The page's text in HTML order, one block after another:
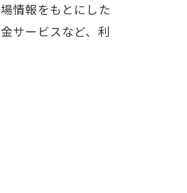
情報をもとにした
サービスなど、利